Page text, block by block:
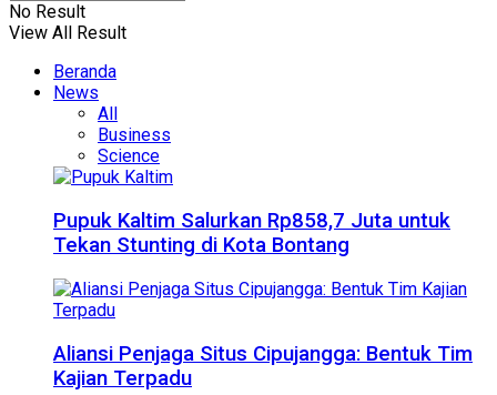
No Result
View All Result
Beranda
News
All
Business
Science
Pupuk Kaltim Salurkan Rp858,7 Juta untuk
Tekan Stunting di Kota Bontang
Aliansi Penjaga Situs Cipujangga: Bentuk Tim
Kajian Terpadu